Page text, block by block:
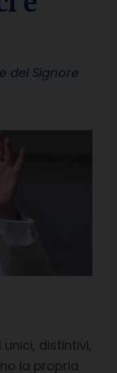
del Signore
distintivi,
la propria